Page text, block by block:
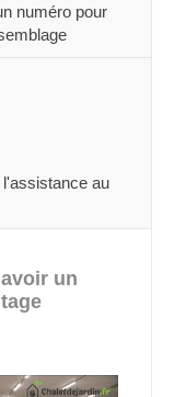
numéro pour
au
un